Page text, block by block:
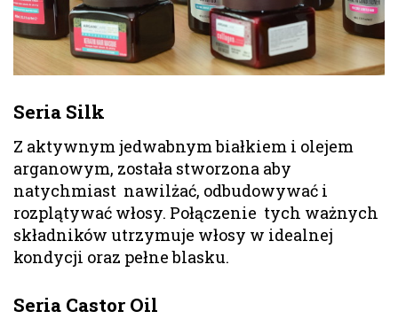
Seria Silk
Z aktywnym jedwabnym białkiem i olejem
arganowym, została stworzona aby
natychmiast nawilżać, odbudowywać i
rozplątywać włosy. Połączenie tych ważnych
składników utrzymuje włosy w idealnej
kondycji oraz pełne blasku.
Seria Castor Oil